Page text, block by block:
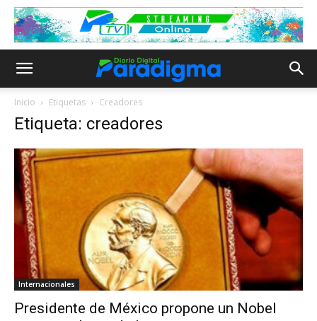
Inicio Etiquetas Creadores
Etiqueta: creadores
Internacionales
Presidente de México propone un Nobel